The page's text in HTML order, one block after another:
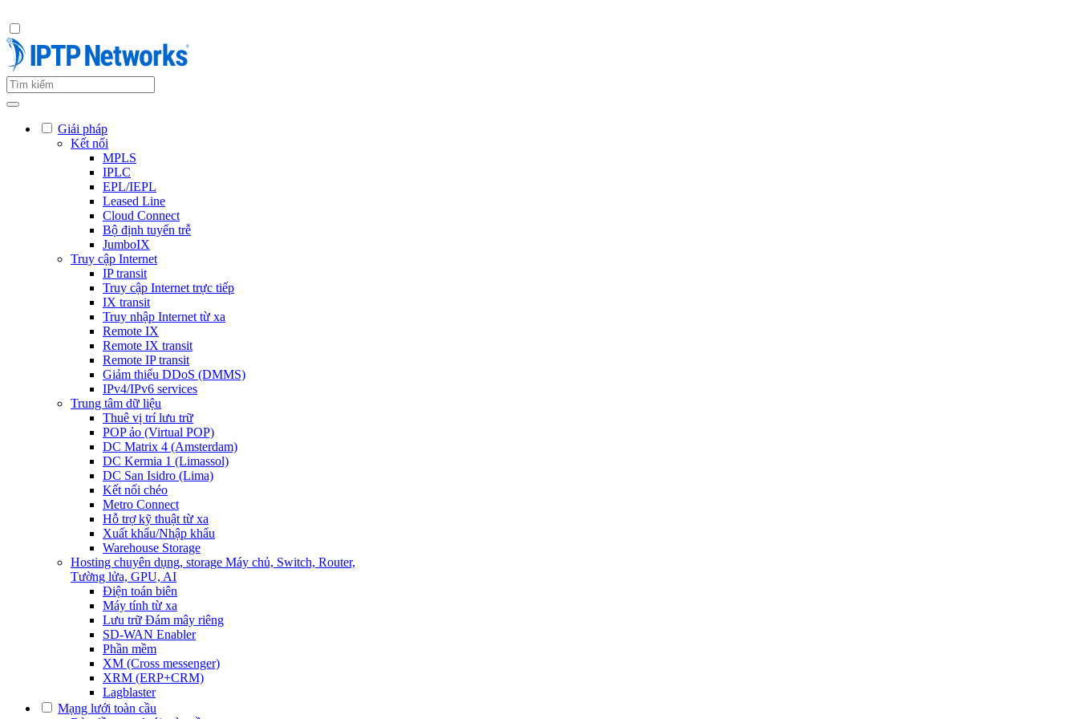
Giải pháp
Kết nối
MPLS
IPLC
EPL/IEPL
Leased Line
Cloud Connect
Bộ định tuyến trễ
JumboIX
Truy cập Internet
IP transit
Truy cập Internet trực tiếp
IX transit
Truy nhập Internet từ xa
Remote IX
Remote IX transit
Remote IP transit
Giảm thiểu DDoS (DMMS)
IPv4/IPv6 services
Trung tâm dữ liệu
Thuê vị trí lưu trữ
POP ảo (Virtual POP)
DC Matrix 4 (Amsterdam)
DC Kermia 1 (Limassol)
DC San Isidro (Lima)
Kết nối chéo
Metro Connect
Hỗ trợ kỹ thuật từ xa
Xuất khẩu/Nhập khẩu
Warehouse Storage
Hosting chuyên dụng, storage Máy chủ, Switch, Router,
Tường lửa, GPU, AI
Điện toán biên
Máy tính từ xa
Lưu trữ Đám mây riêng
SD-WAN Enabler
Phần mềm
XM (Cross messenger)
XRM (ERP+CRM)
Lagblaster
Mạng lưới toàn cầu